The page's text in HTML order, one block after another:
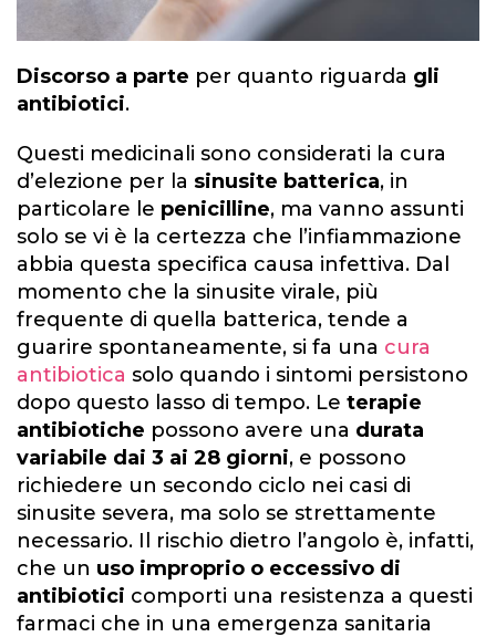
Discorso a parte per quanto riguarda gli
antibiotici.
Questi medicinali sono considerati la cura
d’elezione per la sinusite batterica, in
particolare le penicilline, ma vanno assunti
solo se vi è la certezza che l’infiammazione
abbia questa specifica causa infettiva. Dal
momento che la sinusite virale, più
frequente di quella batterica, tende a
guarire spontaneamente, si fa una cura
antibiotica solo quando i sintomi persistono
dopo questo lasso di tempo. Le terapie
antibiotiche possono avere una durata
variabile dai 3 ai 28 giorni, e possono
richiedere un secondo ciclo nei casi di
sinusite severa, ma solo se strettamente
necessario. Il rischio dietro l’angolo è, infatti,
che un uso improprio o eccessivo di
antibiotici comporti una resistenza a questi
farmaci che in una emergenza sanitaria